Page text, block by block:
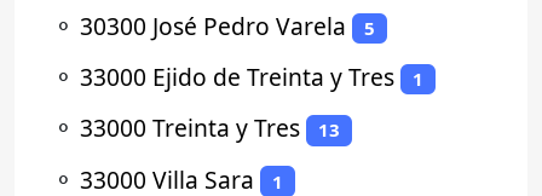
⚬ 30300 José Pedro Varela 5
⚬ 33000 Ejido de Treinta y Tres 1
⚬ 33000 Treinta y Tres 13
⚬ 33000 Villa Sara 1